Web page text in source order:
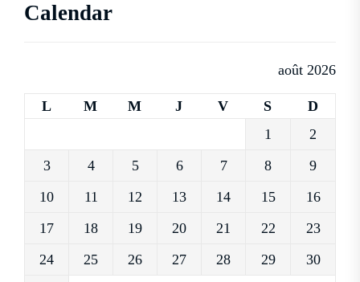
Calendar
août 2026
L M M J V S
D
1
2
3
4 5 6 7 8
9
10
11 12 13 14 15
16
17
18 19 20 21 22
23
24
25 26 27 28 29
30